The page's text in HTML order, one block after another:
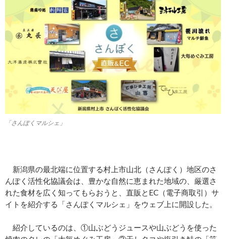
「さんぽくマルシェ」
新潟県の最北端に位置する村上市山北（さんぽく）地区のさ
んぽく活性化協議会は、豊かな自然に恵まれた地域の、厳選さ
れた食材を広く知ってもらおうと、直販とEC（電子商取引）サ
イトを紹介する「さんぽくマルシェ」をウェブ上に開設した。
紹介しているのは、①山ぶどうジュースや山ぶどうを使った